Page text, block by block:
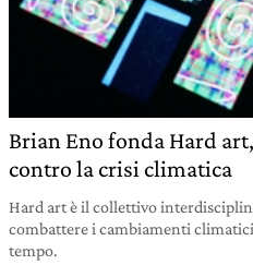
Brian Eno fonda Hard
contro la crisi climatica
Hard art è il collettivo
combattere i cambiamenti
tempo.